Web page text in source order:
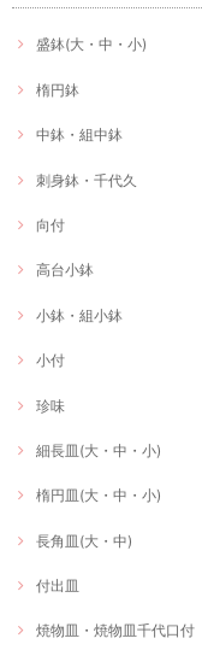
盛鉢(大・中・小)
楕円鉢
中鉢・組中鉢
刺身鉢・千代久
向付
高台小鉢
小鉢・組小鉢
小付
珍味
細長皿(大・中・小)
楕円皿(大・中・小)
長角皿(大・中)
付出皿
焼物皿・焼物皿千代口付